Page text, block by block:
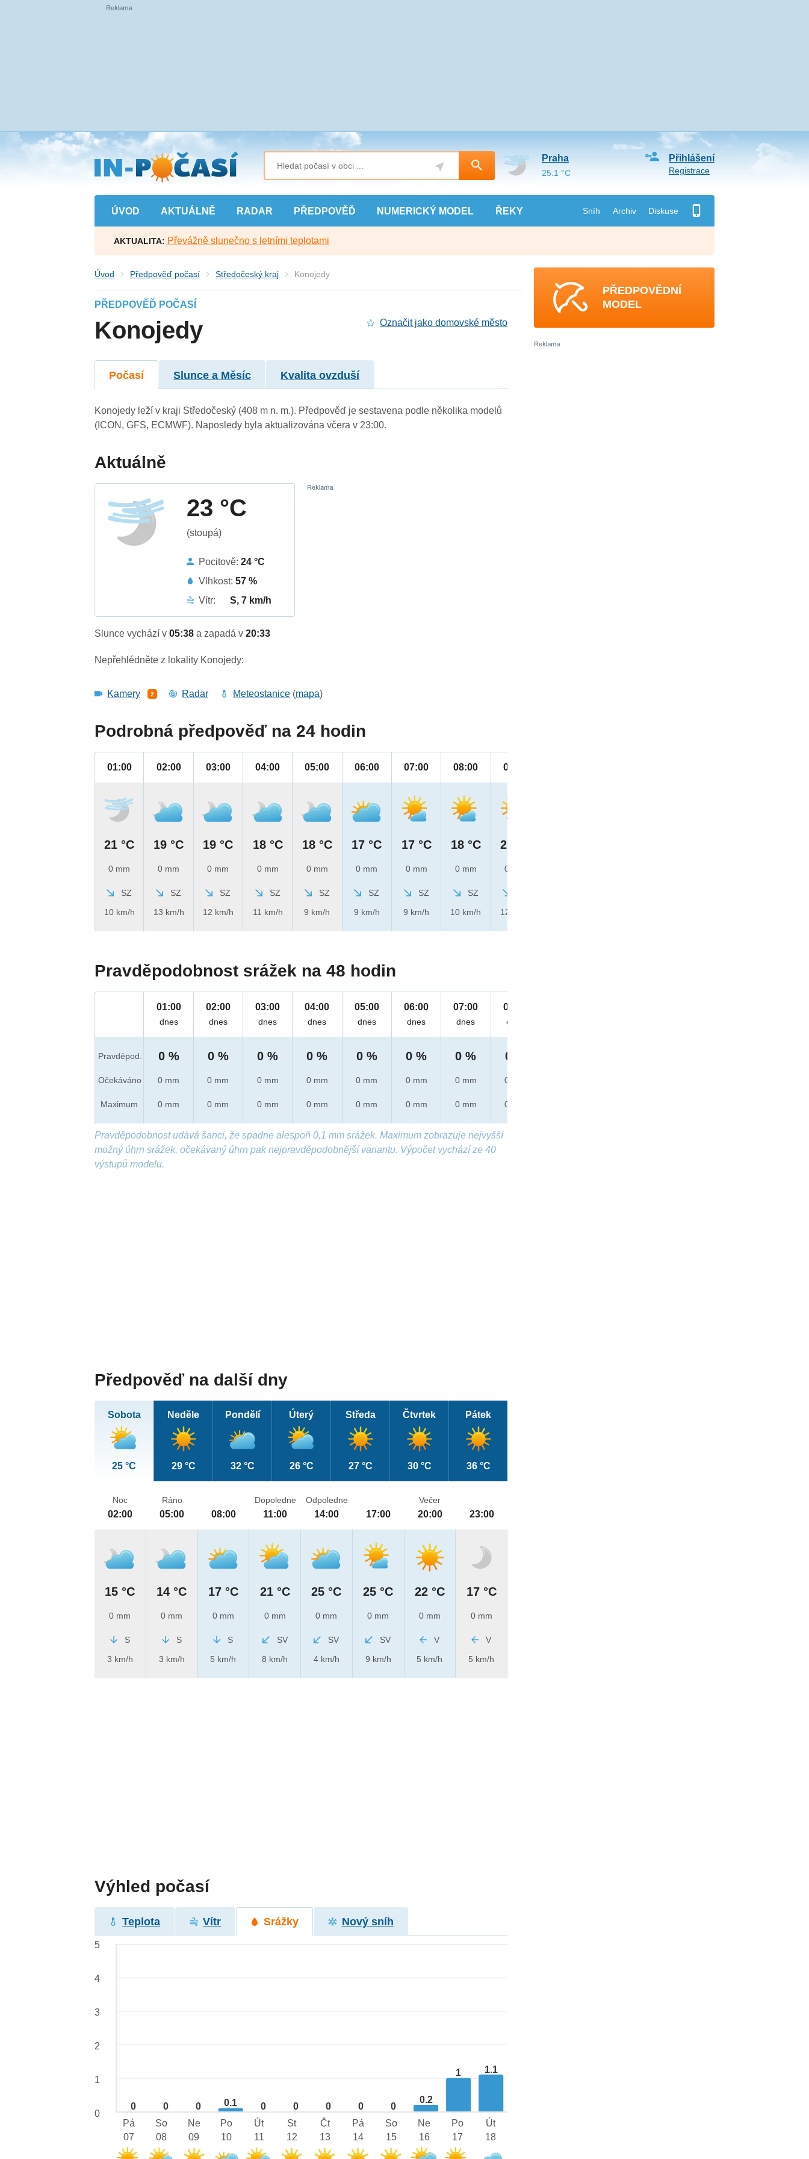
Přejít
na
hlavní
obsah
ÚVOD AKTUÁLNĚ RADAR PŘEDPOVĚĎ NUMERICKÝ MODEL ŘEKY Sníh Archiv Diskuse
Přihlášení
Registrace
Praha
25.1 °C
AKTUALITA: Převážně slunečno s letními teplotami
Úvod Předpověď počasí Středočeský kraj Konojedy
PŘEDPOVĚĎ POČASÍ
Konojedy Označit jako domovské město
Počasí Slunce a Měsíc Kvalita ovzduší
Konojedy leží v kraji Středočeský (408 m n. m.). Předpověď je sestavena podle několika modelů
(ICON, GFS, ECMWF). Naposledy byla aktualizována včera v 23:00.
Aktuálně
23 °C
(stoupá)
Pocitově:24 °C
Vlhkost:57 %
Vítr:
S, 7 km/h
Slunce vychází v05:38a zapadá v20:33
Nepřehlédněte z lokality Konojedy:
Kamery 2 Radar Meteostanice (mapa)
Podrobná předpověď na 24 hodin
01:00
21 °C
0 mm
SZ
10 km/h
02:00
19 °C
0 mm
SZ
13 km/h
03:00
19 °C
0 mm
SZ
12 km/h
04:00
18 °C
0 mm
SZ
11 km/h
05:00
18 °C
0 mm
SZ
9 km/h
06:00
17 °C
0 mm
SZ
9 km/h
07:00
17 °C
0 mm
SZ
9 km/h
08:00
18 °C
0 mm
SZ
10 km/h
09:00
20 °C
0 mm
12 km/h
Pravděpodobnost srážek na 48 hodin
Pravděpod.
Očekáváno
Maximum
01:00
dnes
0 %
0 mm
0 mm
02:00
dnes
0 %
0 mm
0 mm
03:00
dnes
0 %
0 mm
0 mm
04:00
dnes
0 %
0 mm
0 mm
05:00
dnes
0 %
0 mm
0 mm
06:00
dnes
0 %
0 mm
0 mm
07:00
dnes
0 %
0 mm
0 mm
08:00
dnes
0 %
0 mm
0 mm
Pravděpodobnost udává šanci, že spadne alespoň 0,1 mm srážek. Maximum zobrazuje nejvyšší
možný úhrn srážek, očekávaný úhrn pak nejpravděpodobnější variantu. Výpočet vychází ze 40
výstupů modelu.
Předpověď na další dny
Sobota
25 °C
Neděle
29 °C
Pondělí
32 °C
Úterý
26 °C
Středa
27 °C
Čtvrtek
30 °C
Pátek
36 °C
Noc
02:00
15 °C
0 mm
S
3 km/h
Ráno
05:00
14 °C
0 mm
S
3 km/h
08:00
17 °C
0 mm
S
5 km/h
Dopoledne
11:00
21 °C
0 mm
SV
8 km/h
Odpoledne
14:00
25 °C
0 mm
SV
4 km/h
17:00
25 °C
0 mm
SV
9 km/h
Večer
20:00
22 °C
0 mm
V
5 km/h
23:00
17 °C
0 mm
V
5 km/h
Výhled počasí
Teplota Vítr Srážky Nový sníh
0 0 0 0.1 0 0 0 0 0
0.2
1 1.1
5
4
3
2
1
0
Pá
07
So
08
Ne
09
Po
10
Út
11
St
12
Čt
13
Pá
14
So
15
Ne
16
Po
17
Út
18
PŘEDPOVĚDNÍ
MODEL